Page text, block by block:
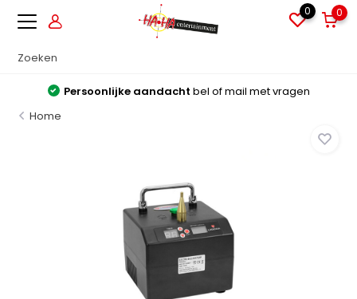
0 0
Persoonlijke aandacht bel of mail met vragen
Home